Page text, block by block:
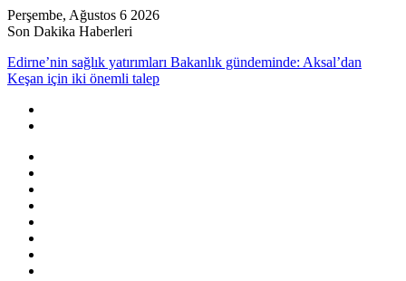
Perşembe, Ağustos 6 2026
Son Dakika Haberleri
Edirne’nin sağlık yatırımları Bakanlık gündeminde: Aksal’dan
Keşan için iki önemli talep